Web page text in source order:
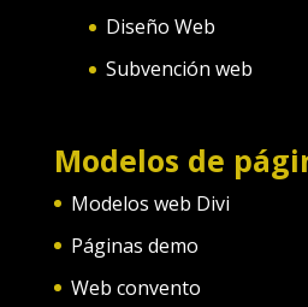
Diseño Web
Subvención web
Modelos de
Modelos web Divi
Páginas demo
Web convento